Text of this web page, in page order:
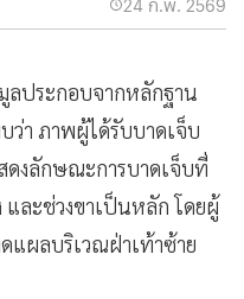
24 ก.พ. 2569
ลประกอบจากหลักฐาน
า ภาพผู้ได้รับบาดเจ็บ
ดงลักษณะการบาดเจ็บที่
และช่วงขาเป็นหลัก โดยผู้
แผลบริเวณฝ่าเท้าซ้าย